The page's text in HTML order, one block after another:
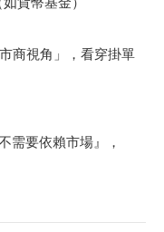
商視角」，看穿掛單
需要依賴市場』，